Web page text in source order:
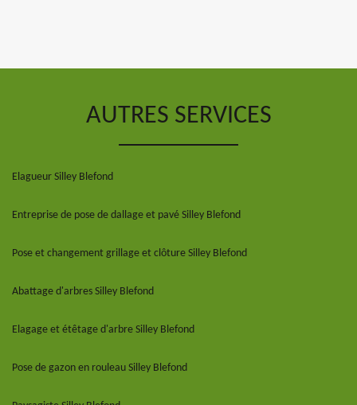
AUTRES SERVICES
Elagueur Silley Blefond
Entreprise de pose de dallage et pavé Silley Blefond
Pose et changement grillage et clôture Silley Blefond
Abattage d'arbres Silley Blefond
Elagage et étêtage d'arbre Silley Blefond
Pose de gazon en rouleau Silley Blefond